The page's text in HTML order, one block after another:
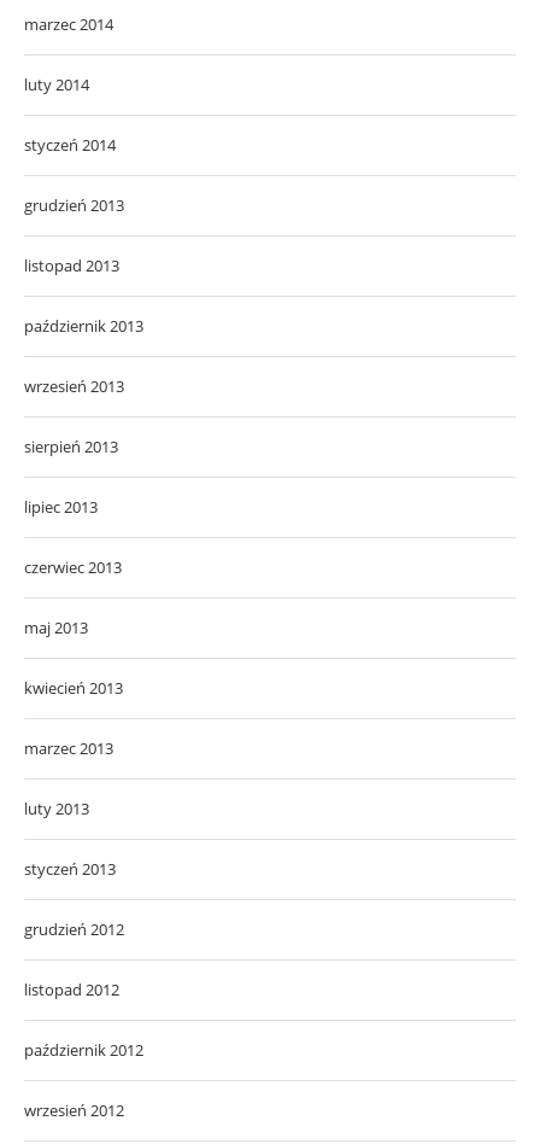
marzec 2014
luty 2014
styczeń 2014
grudzień 2013
listopad 2013
październik 2013
wrzesień 2013
sierpień 2013
lipiec 2013
czerwiec 2013
maj 2013
kwiecień 2013
marzec 2013
luty 2013
styczeń 2013
grudzień 2012
listopad 2012
październik 2012
wrzesień 2012